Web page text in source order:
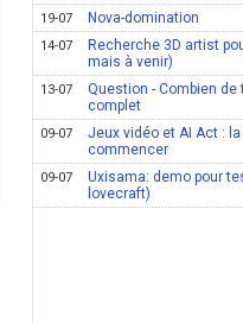
19-07 Nova-domination
14-07
Recherche 3D artist
mais à venir)
13-07
Question - Combien de
complet
09-07
Jeux vidéo et AI Act :
commencer
09-07
Uxisama: demo pour
lovecraft)